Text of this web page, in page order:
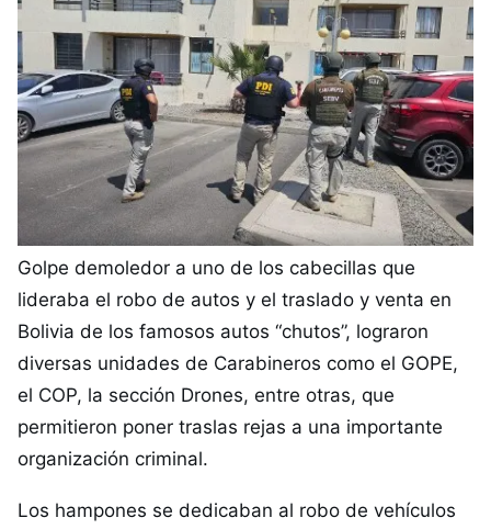
Golpe demoledor a uno de los cabecillas que
lideraba el robo de autos y el traslado y venta en
Bolivia de los famosos autos “chutos”, lograron
diversas unidades de Carabineros como el GOPE,
el COP, la sección Drones, entre otras, que
permitieron poner traslas rejas a una importante
organización criminal.
Los hampones se dedicaban al robo de vehículos